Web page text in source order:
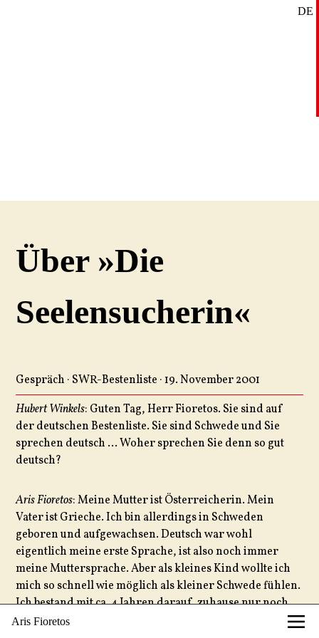
Aris Fioretos
DE
Über »Die
Seelensucherin«
Gespräch · SWR-Bestenliste · 19. November 2001
Hubert Winkels: Guten Tag, Herr Fioretos. Sie sind auf
der deutschen Bestenliste. Sie sind Schwede und Sie
sprechen deutsch … Woher sprechen Sie denn so gut
deutsch?
Aris Fioretos: Meine Mutter ist Österreicherin. Mein
Vater ist Grieche. Ich bin allerdings in Schweden
geboren und aufgewachsen. Deutsch war wohl
eigentlich meine erste Sprache, ist also noch immer
meine Muttersprache. Aber als kleines Kind wollte ich
mich so schnell wie möglich als kleiner Schwede fühlen.
Ich bestand mit ca. 4 Jahren darauf, zuhause nur noch
schwedisch zu sprechen.